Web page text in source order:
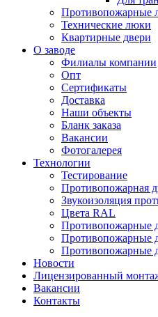
Противопожарные
Технические люки
Квартирные двери
О заводе
Филиалы компании
Опт
Сертификаты
Доставка
Наши объекты
Бланк заказа
Вакансии
Фотогалерея
Технологии
Тестирование
Противопожарная
Звукоизоляция
Цвета RAL
Противопожарные
Противопожарные
Противопожарные
Новости
Лицензированный
Вакансии
Контакты